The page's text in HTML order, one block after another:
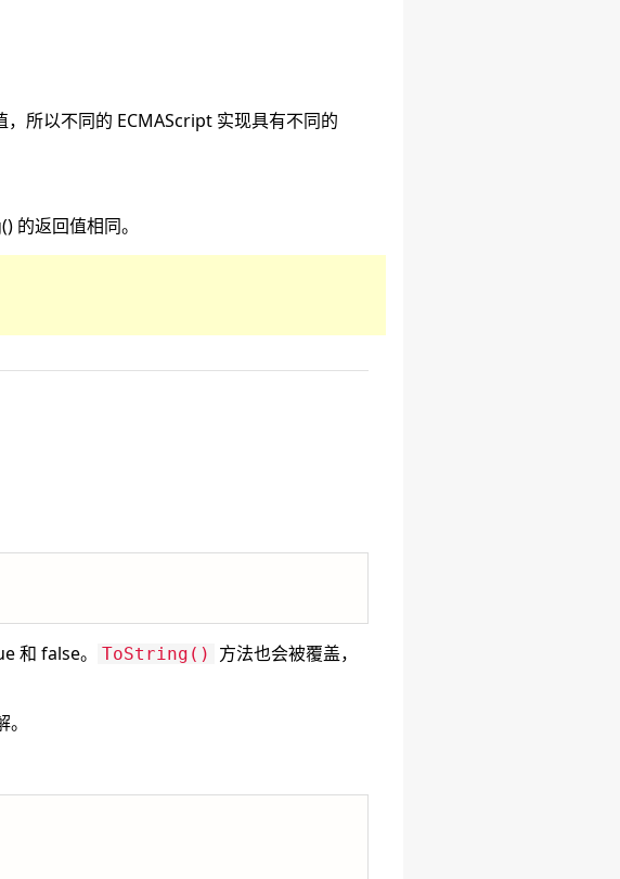
所以不同的 ECMAScript 实现具有不同的
的返回值相同。
和 false。 ToString()
方法也会被覆盖，